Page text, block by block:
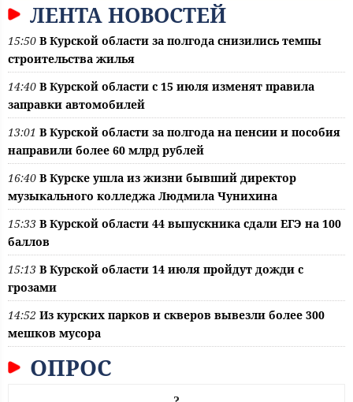
ЛЕНТА НОВОСТЕЙ
15:50 В Курской области за полгода снизились темпы
строительства жилья
14:40 В Курской области с 15 июля изменят правила
заправки автомобилей
13:01 В Курской области за полгода на пенсии и пособия
направили более 60 млрд рублей
16:40 В Курске ушла из жизни бывший директор
музыкального колледжа Людмила Чунихина
15:33 В Курской области 44 выпускника сдали ЕГЭ на 100
баллов
15:13 В Курской области 14 июля пройдут дожди с
грозами
14:52 Из курских парков и скверов вывезли более 300
мешков мусора
ОПРОС